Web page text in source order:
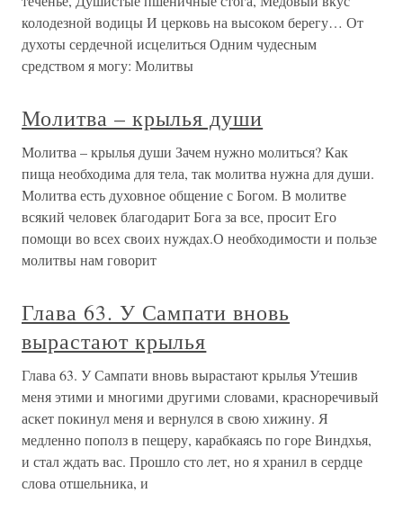
колодезной водицы И церковь на высоком берегу… От
духоты сердечной исцелиться Одним чудесным
средством я могу: Молитвы
Молитва – крылья души
Молитва – крылья души Зачем нужно молиться? Как
пища необходима для тела, так молитва нужна для души.
Молитва есть духовное общение с Богом. В молитве
всякий человек благодарит Бога за все, просит Его
помощи во всех своих нуждах.О необходимости и пользе
молитвы нам говорит
Глава 63. У Сампати вновь
вырастают крылья
Глава 63. У Сампати вновь вырастают крылья Утешив
меня этими и многими другими словами, красноречивый
аскет покинул меня и вернулся в свою хижину. Я
медленно пополз в пещеру, карабкаясь по горе Виндхья,
и стал ждать вас. Прошло сто лет, но я хранил в сердце
слова отшельника, и